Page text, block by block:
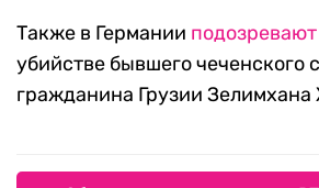
Также в Германии подозревают
убийстве бывшего чеченского
гражданина Грузии Зелимхана